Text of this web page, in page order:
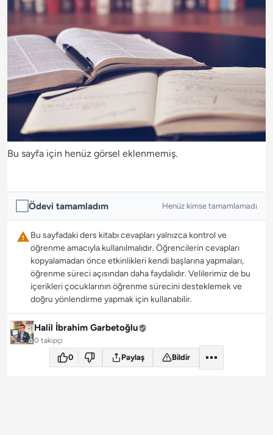
Bu sayfa için henüz görsel eklenmemiş.
Ödevi tamamladım Henüz kimse tamamlamadı
Bu sayfadaki ders kitabı cevapları yalnızca kontrol ve
öğrenme amacıyla kullanılmalıdır. Öğrencilerin cevapları
kopyalamadan önce etkinlikleri kendi başlarına yapmaları,
öğrenme süreci açısından daha faydalıdır. Velilerimiz de bu
içerikleri çocuklarının öğrenme sürecini desteklemek ve
doğru yönlendirme yapmak için kullanabilir.
Halil İbrahim Garbetoğlu
0 takipçi
0 Paylaş Bildir